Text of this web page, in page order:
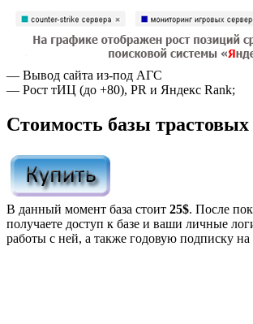
— Вывод сайта из-под АГС
— Рост тИЦ (до +80), PR и Яндекс Rank;
Стоимость базы трастовых
В данный момент база стоит 25$. После
получаете доступ к базе и ваши личные
работы с ней, а также годовую подписку